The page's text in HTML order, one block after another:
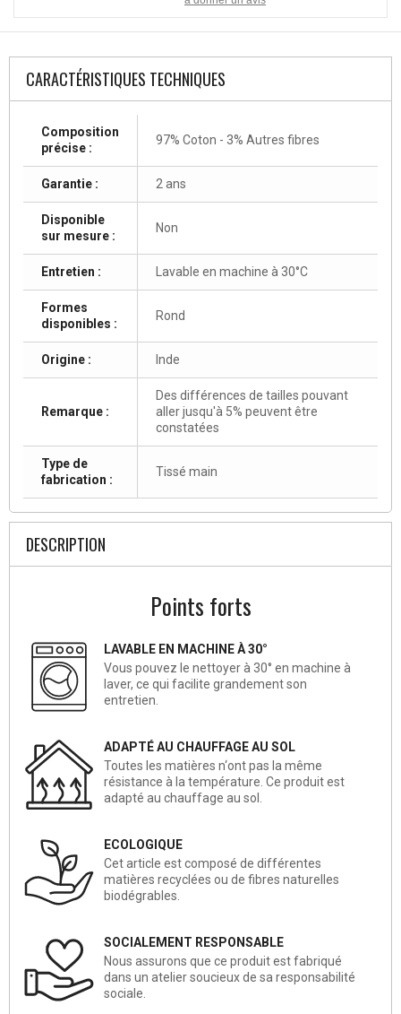
CARACTÉRISTIQUES TECHNIQUES
Composition
précise :
97% Coton - 3% Autres fibres
Garantie : 2 ans
Disponible
sur mesure :
Non
Entretien : Lavable en machine à 30°C
Formes
disponibles :
Rond
Origine : Inde
Remarque :
Des différences de tailles pouvant
aller jusqu'à 5% peuvent être
constatées
Type de
fabrication :
Tissé main
DESCRIPTION
Points forts
LAVABLE EN MACHINE À 30°
Vous pouvez le nettoyer à 30° en machine à
laver, ce qui facilite grandement son
entretien.
ADAPTÉ AU CHAUFFAGE AU SOL
Toutes les matières n‘ont pas la même
résistance à la température. Ce produit est
adapté au chauffage au sol.
ECOLOGIQUE
Cet article est composé de différentes
matières recyclées ou de fibres naturelles
biodégrables.
SOCIALEMENT RESPONSABLE
Nous assurons que ce produit est fabriqué
dans un atelier soucieux de sa responsabilité
sociale.